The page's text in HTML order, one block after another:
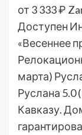
от 3 333 ₽
Доступен
«Весеннее
марта)
Руслана 5.0
Кавказу.